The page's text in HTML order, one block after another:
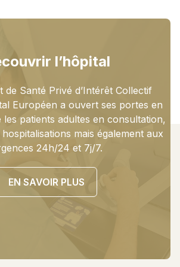
l’hôpital
de Santé Privé d’Intérêt Collectif
Européen a ouvert ses portes en
les patients adultes en consultation,
mais également aux
24h/24 et 7j/7.
EN SAVOIR PLUS